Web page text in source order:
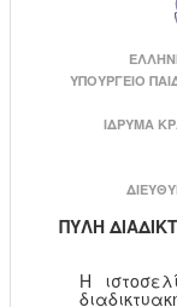
ΥΠΟΥΡΓΕΙΟ
ΙΔΡΥΜΑ
ΠΥΛΗ
Η